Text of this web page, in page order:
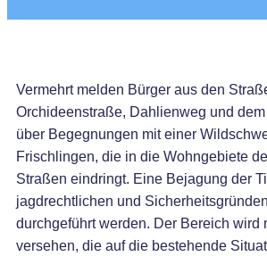
Vermehrt melden Bürger aus den
Orchideenstraße, Dahlienweg und
über Begegnungen mit einer
Frischlingen, die in die Wohngebiete
Straßen eindringt. Eine Bejagung der
jagdrechtlichen und
durchgeführt werden. Der Bereich wird
versehen, die auf die bestehende